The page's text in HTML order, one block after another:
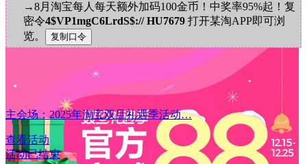
→8月淘宝每人每天额外加码100金币！中奖率95%起！复
密令4$VP1mgC6LrdS$:// HU7679 打开某淘APP即可浏
览。
主会场：2025年淘宝双旦礼遇季活动…
查看活动
活动已结束